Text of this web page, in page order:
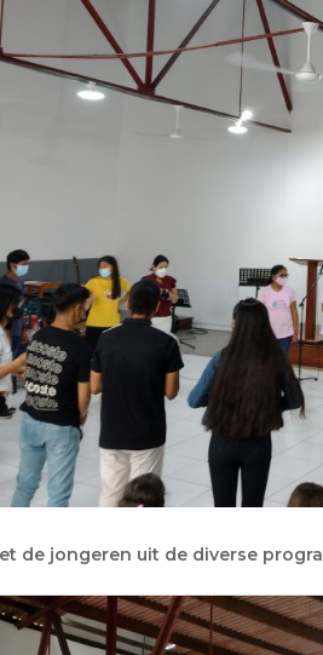
de jongeren uit de diverse